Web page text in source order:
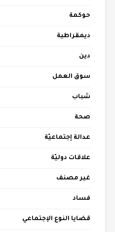
حوكمة
ديمقراطية
دين
سوق العمل
شباب
صحة
عدالة إجتماعيّة
علاقات دوليّة
غير مصنف
فساد
قضايا النوع الإجتماعي